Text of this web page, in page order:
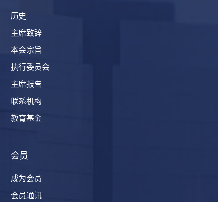
历史
主席致辞
本会宗旨
执行委员会
主席报告
联系机构
教育基金
会员
成为会员
会员通讯